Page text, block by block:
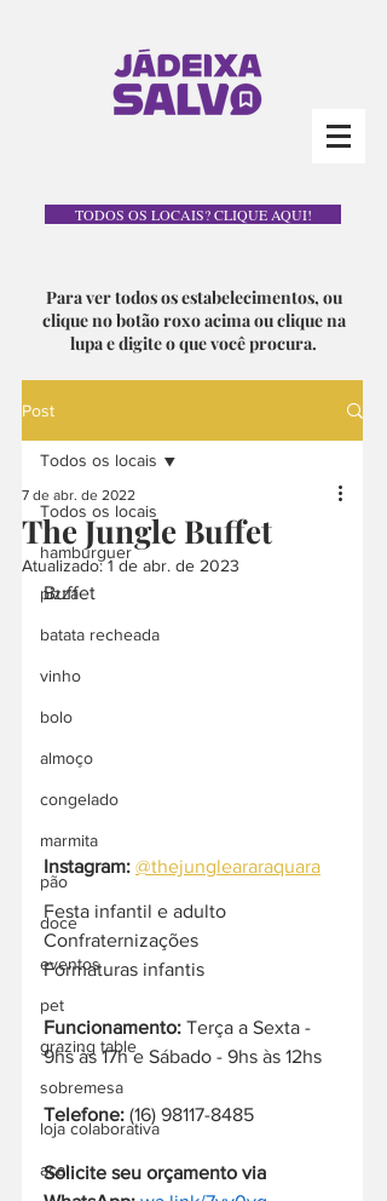
TODOS OS LOCAIS? CLIQUE AQUI!
Para ver todos os estabelecimentos, ou
clique no botão roxo acima ou clique na
lupa e digite o que você procura.
Post
Todos os locais
hamburguer
pizza
batata recheada
vinho
bolo
almoço
congelado
marmita
pão
doce
eventos
pet
grazing table
sobremesa
loja colaborativa
acai
Todos os locais
The Jungle Buffet
7 de abr. de 2022
Atualizado:1 de abr. de 2023
Buffet
Instagram: @thejungleararaquara
Festa infantil e adulto
Confraternizações
Formaturas infantis
Funcionamento: Terça a Sexta -
9hs às 17h e Sábado - 9hs às 12hs
Telefone: (16) 98117-8485
Solicite seu orçamento via